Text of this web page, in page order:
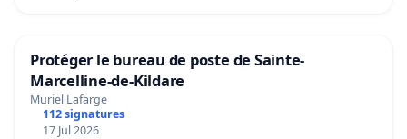
Protéger le bureau de poste de Sainte-
Marcelline-de-Kildare
Muriel Lafarge
112 signatures
17 Jul 2026